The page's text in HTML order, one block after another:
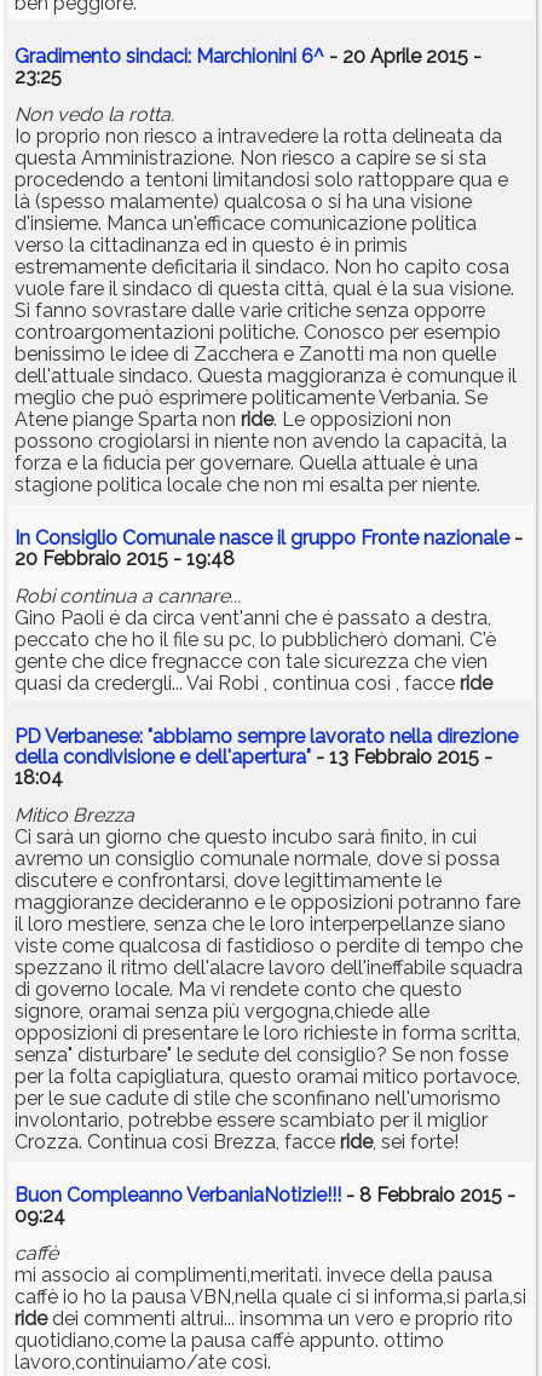
Gradimento sindaci: Marchionini 6^ - 20 Aprile 2015 -
23:25
Non vedo la rotta.
Io proprio non riesco a intravedere la rotta delineata da
questa Amministrazione. Non riesco a capire se si sta
procedendo a tentoni limitandosi solo rattoppare qua e
là (spesso malamente) qualcosa o si ha una visione
d'insieme. Manca un'efficace comunicazione politica
verso la cittadinanza ed in questo è in primis
estremamente deficitaria il sindaco. Non ho capito cosa
vuole fare il sindaco di questa città, qual è la sua visione.
Si fanno sovrastare dalle varie critiche senza opporre
controargomentazioni politiche. Conosco per esempio
benissimo le idee di Zacchera e Zanotti ma non quelle
dell'attuale sindaco. Questa maggioranza è comunque il
meglio che può esprimere politicamente Verbania. Se
Atene piange Sparta non ride. Le opposizioni non
possono crogiolarsi in niente non avendo la capacità, la
forza e la fiducia per governare. Quella attuale è una
stagione politica locale che non mi esalta per niente.
In Consiglio Comunale nasce il gruppo Fronte nazionale-
20 Febbraio 2015 - 19:48
Robi continua a cannare...
Gino Paoli é da circa vent'anni che é passato a destra,
peccato che ho il file su pc, lo pubblicherò domani. C'è
gente che dice fregnacce con tale sicurezza che vien
quasi da credergli... Vai Robi , continua così , facce ride
PD Verbanese: "abbiamo sempre lavorato nella direzione
della condivisione e dell'apertura" - 13 Febbraio 2015 -
18:04
Mitico Brezza
Ci sarà un giorno che questo incubo sarà finito, in cui
avremo un consiglio comunale normale, dove si possa
discutere e confrontarsi, dove legittimamente le
maggioranze decideranno e le opposizioni potranno fare
il loro mestiere, senza che le loro interperpellanze siano
viste come qualcosa di fastidioso o perdite di tempo che
spezzano il ritmo dell'alacre lavoro dell'ineffabile squadra
di governo locale. Ma vi rendete conto che questo
signore, oramai senza più vergogna,chiede alle
opposizioni di presentare le loro richieste in forma scritta,
senza" disturbare" le sedute del consiglio? Se non fosse
per la folta capigliatura, questo oramai mitico portavoce,
per le sue cadute di stile che sconfinano nell'umorismo
involontario, potrebbe essere scambiato per il miglior
Crozza. Continua così Brezza, facce ride, sei forte!
Buon Compleanno VerbaniaNotizie!!! - 8 Febbraio 2015 -
09:24
caffè
mi associo ai complimenti,meritati. invece della pausa
caffè io ho la pausa VBN,nella quale ci si informa,si parla,si
ridedei commenti altrui... insomma un vero e proprio rito
quotidiano,come la pausa caffè appunto. ottimo
lavoro,continuiamo/ate così.